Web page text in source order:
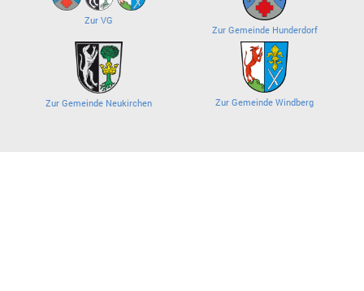
Zur VG
Zur Gemeinde Hunderdorf
Zur Gemeinde Neukirchen Zur Gemeinde Windberg